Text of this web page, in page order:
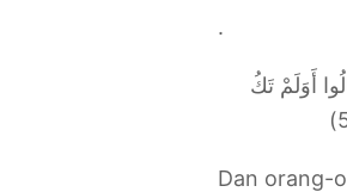
.
أَوَلَمْ تَكُ
Dan orang-